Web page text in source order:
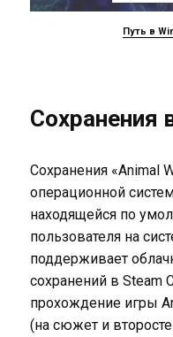
Путь в
Сохранения
Сохранения «Animal
операционной
находящейся по
пользователя на
поддерживает
сохранений в Steam
прохождение игры
(на сюжет и